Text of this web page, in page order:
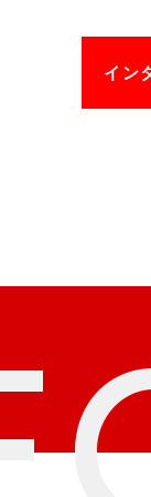
イン